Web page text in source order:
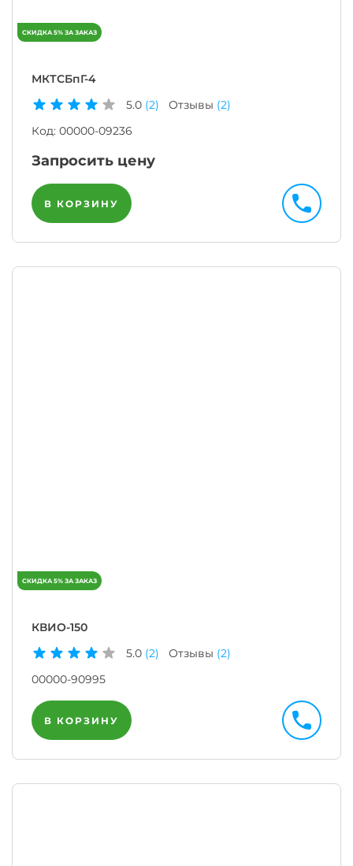
МКТСБпГ-4
5.0 (2) Отзывы (2)
Код: 00000-09236
Запросить цену
В КОРЗИНУ
КВИО-150
5.0 (2) Отзывы (2)
00000-90995
В КОРЗИНУ